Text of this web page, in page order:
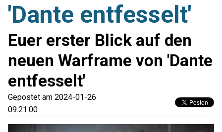
'Dante entfesselt'
Euer erster Blick auf den
neuen Warframe von 'Dante
entfesselt'
Gepostet am 2024-01-26
09:21:00